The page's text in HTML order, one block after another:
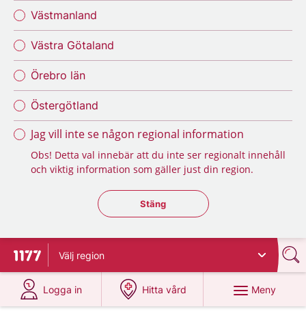
Västmanland
Västra Götaland
Örebro län
Östergötland
Jag vill inte se någon regional information
Obs! Detta val innebär att du inte ser regionalt innehåll
och viktig information som gäller just din region.
Stäng regionsväljaren
Stäng
Till startsidan för 1177
Välj region
Logga in
på 1177.se
Hitta vård
på 1177.se
Meny